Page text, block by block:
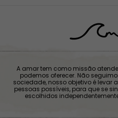
A amar tem como missão
podemos oferecer. Não
sociedade, nosso objetivo é levar
pessoas possíveis, para que se
escolhidos